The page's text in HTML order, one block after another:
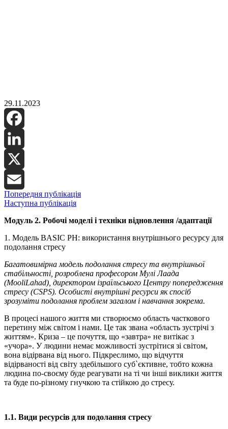
29.11.2023
Facebook
LinkedIn
X
Email
Попередня публікація
Наступна публікація
Модуль 2. Робочі моделі і техніки відновлення /адаптації
1. Модель BASIC PH: використання внутрішнього ресурсу для
подолання стресу
Багатовимірна модель подолання стресу та внутрішньої
стабільності, розроблена професором Мулі Лаада
(MooliLahad), директором ізраїльського Центру попередження
стресу (CSPS). Особисті внутрішні ресурси як спосіб
зрозуміти подолання проблем загалом і навчання зокрема.
В процесі нашого життя ми створюємо область часткового
перетину між світом і нами. Це так звана «область зустрічі з
життям». Криза – це почуття, що «завтра» не витікає з
«учора». У людини немає можливості зустрітися зі світом,
вона відірвана від нього. Підкреслимо, що відчуття
відірваності від світу здебільшого суб`єктивне, тобто кожна
людина по-своєму буде реагувати на ті чи інші виклики життя
та буде по-різному гнучкою та стійкою до стресу.
1.1. Види ресурсів для подолання стресу